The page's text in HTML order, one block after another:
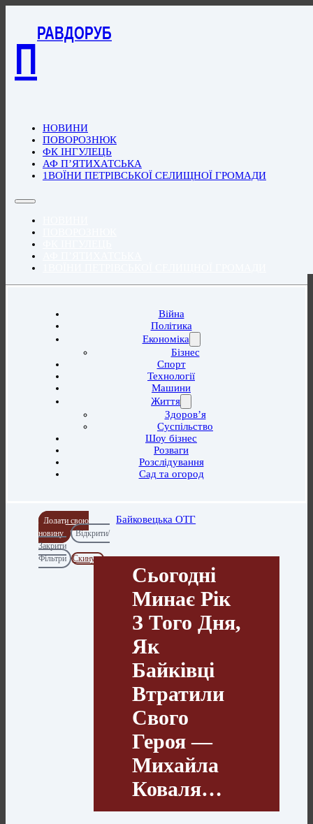
П
РАВДОРУБ
НОВИНИ
ПОВОРОЗНЮК
ФК ІНГУЛЕЦЬ
АФ П’ЯТИХАТСЬКА
1ВОЇНИ ПЕТРІВСЬКОЇ СЕЛИЩНОЇ ГРОМАДИ
Війна
Політика
Економіка
Бізнес
Спорт
Технології
Машини
Життя
Здоров’я
Суспільство
Шоу бізнес
Розваги
Розслідування
Сад та огород
Додати свою
новину
Відкрити/
Закрити
Фільтри
Скинути
Байковецька ОТГ
Сьогодні
Минає Рік
З Того Дня,
Як
Байківці
Втратили
Свого
Героя —
Михайла
Коваля…